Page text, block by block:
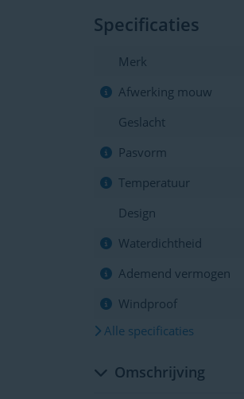
Specificaties
Merk
Afwerking mouw
Geslacht
Pasvorm
Temperatuur
Design
Waterdichtheid
Ademend vermogen
Windproof
Alle specificaties
Omschrijving